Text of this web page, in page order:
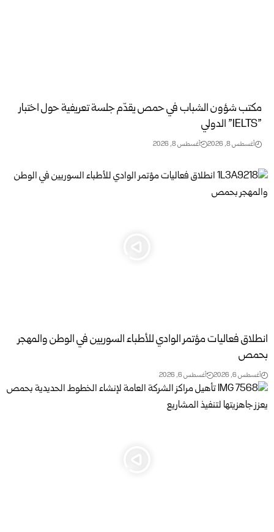
مكتب شؤون الشباب في حمص يقدّم جلسة تعريفية حول اختبار
‏”‏IELTS‏”‏‏ الدولي
أغسطس 8, 2026 أغسطس 8, 2026
انطلاق فعاليات مؤتمر الوادي للأطباء السوريين في الوطن والمهجر
بحمص
أغسطس 6, 2026 أغسطس 6, 2026